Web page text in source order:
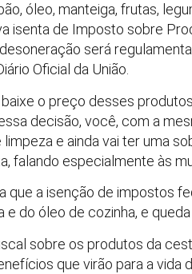
óleo, manteiga, frutas,
isenta de Imposto sobre
será
Oficial da União.
baixe o preço desses
decisão, você, com a
e ainda vai ter uma
falando especialmente às
que a isenção de impostos
e do óleo de cozinha, e
sobre os produtos da
que virão para a